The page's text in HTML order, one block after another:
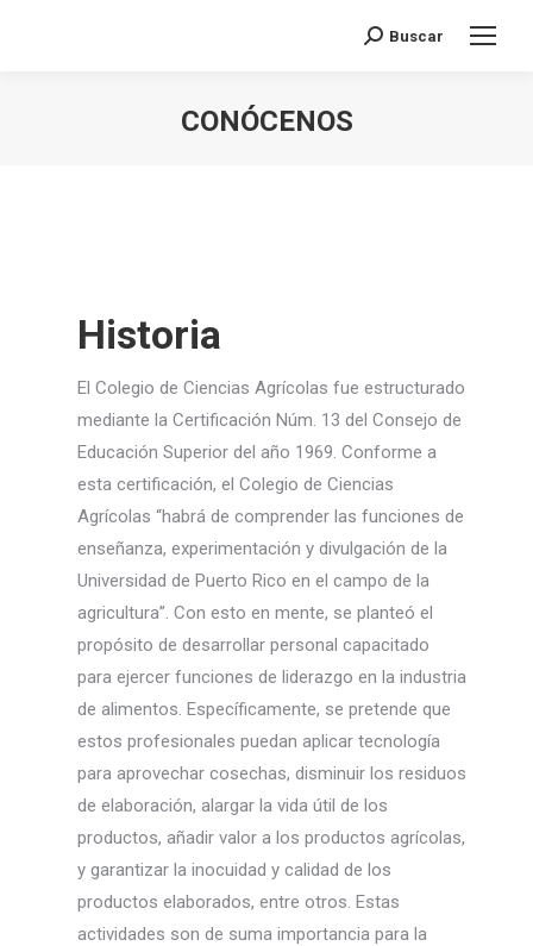
Search:
Buscar
CONÓCENOS
Historia
El Colegio de Ciencias Agrícolas fue estructurado
mediante la Certificación Núm. 13 del Consejo de
Educación Superior del año 1969. Conforme a
esta certificación, el Colegio de Ciencias
Agrícolas “habrá de comprender las funciones de
enseñanza, experimentación y divulgación de la
Universidad de Puerto Rico en el campo de la
agricultura”. Con esto en mente, se planteó el
propósito de desarrollar personal capacitado
para ejercer funciones de liderazgo en la industria
de alimentos. Específicamente, se pretende que
estos profesionales puedan aplicar tecnología
para aprovechar cosechas, disminuir los residuos
de elaboración, alargar la vida útil de los
productos, añadir valor a los productos agrícolas,
y garantizar la inocuidad y calidad de los
productos elaborados, entre otros. Estas
actividades son de suma importancia para la